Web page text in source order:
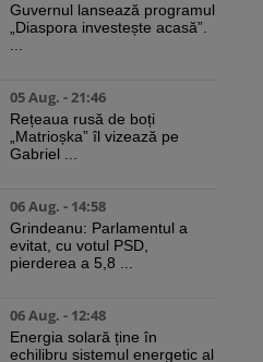
Guvernul lansează programul
„Diaspora investește acasă”.
05 Aug. - 21:46
Rețeaua rusă de boți
„Matrioșka” îl vizează pe
Gabriel ...
06 Aug. - 14:58
Grindeanu: Parlamentul a
evitat, cu votul PSD,
pierderea a 5,8 ...
06 Aug. - 12:48
Energia solară ține în
echilibru sistemul energetic al